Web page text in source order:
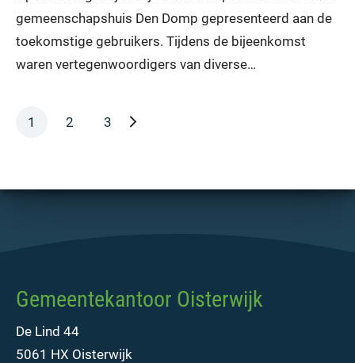
gemeenschapshuis Den Domp gepresenteerd aan de
toekomstige gebruikers. Tijdens de bijeenkomst
waren vertegenwoordigers van diverse…
1 2 3 volgende pagina
Gemeentekantoor Oisterwijk
De Lind 44
5061 HX Oisterwijk